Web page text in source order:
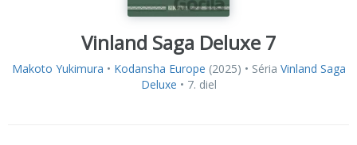
Vinland Saga Deluxe 7
Makoto Yukimura • Kodansha Europe (2025) • Séria Vinland Saga
Deluxe • 7. diel